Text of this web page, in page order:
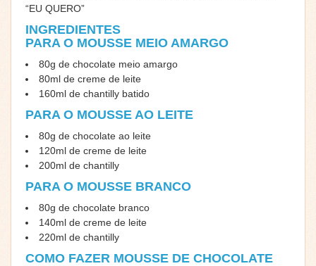
“EU QUERO”
INGREDIENTES
PARA O MOUSSE MEIO AMARGO
80g de chocolate meio amargo
80ml de creme de leite
160ml de chantilly batido
PARA O MOUSSE AO LEITE
80g de chocolate ao leite
120ml de creme de leite
200ml de chantilly
PARA O MOUSSE BRANCO
80g de chocolate branco
140ml de creme de leite
220ml de chantilly
COMO FAZER MOUSSE DE CHOCOLATE